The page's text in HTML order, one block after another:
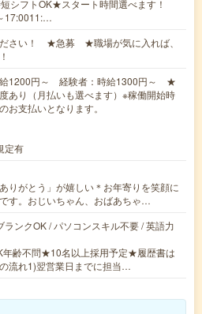
シフトOK★スタート時間選べます！
17:0011:…
ださい！ ★急募 ★職場が気に入れば、
給1200円～ 経験者：時給1300円～ ★
あり（月払いも選べます）※稼働開始時
お支払いとなります。
定有
りがとう」が嬉しい＊お年寄りを笑顔に
す。おじいちゃん、おばあちゃ…
ランクOK / パソコンスキル不要 / 英語力
年齢不問★10名以上採用予定★履歴書は
流れ1)翌営業日までに担当…